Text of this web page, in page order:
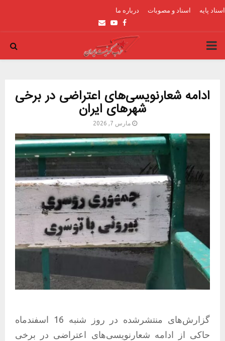
اسناد پایه اسناد و مصوبات درباره ما
Facebook
Youtube
Email
PRIMARY
ادامه شعارنویسی‌های اعتراضی در برخی
شهرهای ایران
مارس 7, 2026
گزارش‌های منتشرشده در روز شنبه 16 اسفندماه
حاکی از ادامه شعارنویسی‌های اعتراضی در برخی